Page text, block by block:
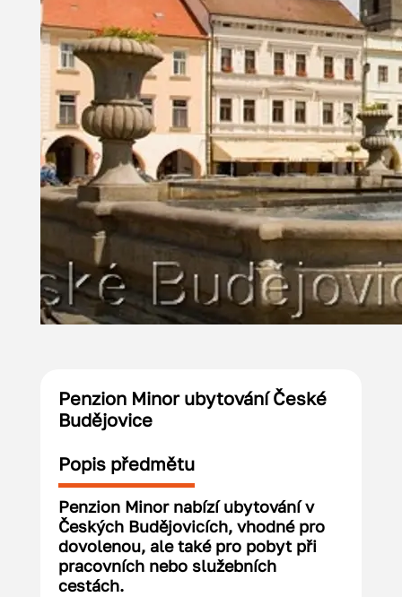
Penzion Minor ubytování České
Budějovice
Popis předmětu
Penzion Minor nabízí ubytování v
Českých Budějovicích, vhodné pro
dovolenou, ale také pro pobyt při
pracovních nebo služebních
cestách.